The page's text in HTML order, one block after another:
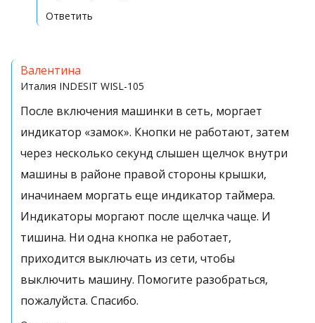
Ответить
Валентина
Италия INDESIT WISL-105
После включения машинки в сеть, моргает
индикатор «замок». Кнопки не работают, затем
через несколько секунд слышен щелчок внутри
машины в районе правой стороны крышки,
иначинаем моргать еще индикатор таймера.
Индикаторы моргают после щелчка чаще. И
тишина. Ни одна кнопка не работает,
приходится выключать из сети, чтобы
выключить машину. Помогите разобраться,
пожалуйста. Спасибо.